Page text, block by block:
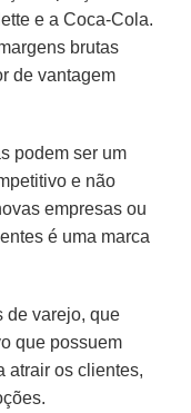
e a Coca-Cola.
brutas
de vantagem
podem ser um
e não
empresas ou
é uma marca
de varejo, que
que possuem
atrair os clientes,